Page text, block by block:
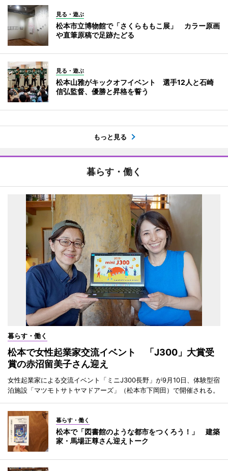
見る・遊ぶ
松本市立博物館で「さくらももこ展」 カラー原画
や直筆原稿で足跡たどる
見る・遊ぶ
松本山雅がキックオフイベント 選手12人と石崎
信弘監督、優勝と昇格を誓う
もっと見る
暮らす・働く
暮らす・働く
松本で女性起業家交流イベント 「J300」大賞受
賞の赤沼留美子さん迎え
女性起業家による交流イベント「ミニJ300長野」が9月10日、体験型宿
泊施設「マツモトサトヤマドアーズ」（松本市下岡田）で開催される。
暮らす・働く
松本で「図書館のような都市をつくろう！」 建築
家・馬場正尊さん迎えトーク